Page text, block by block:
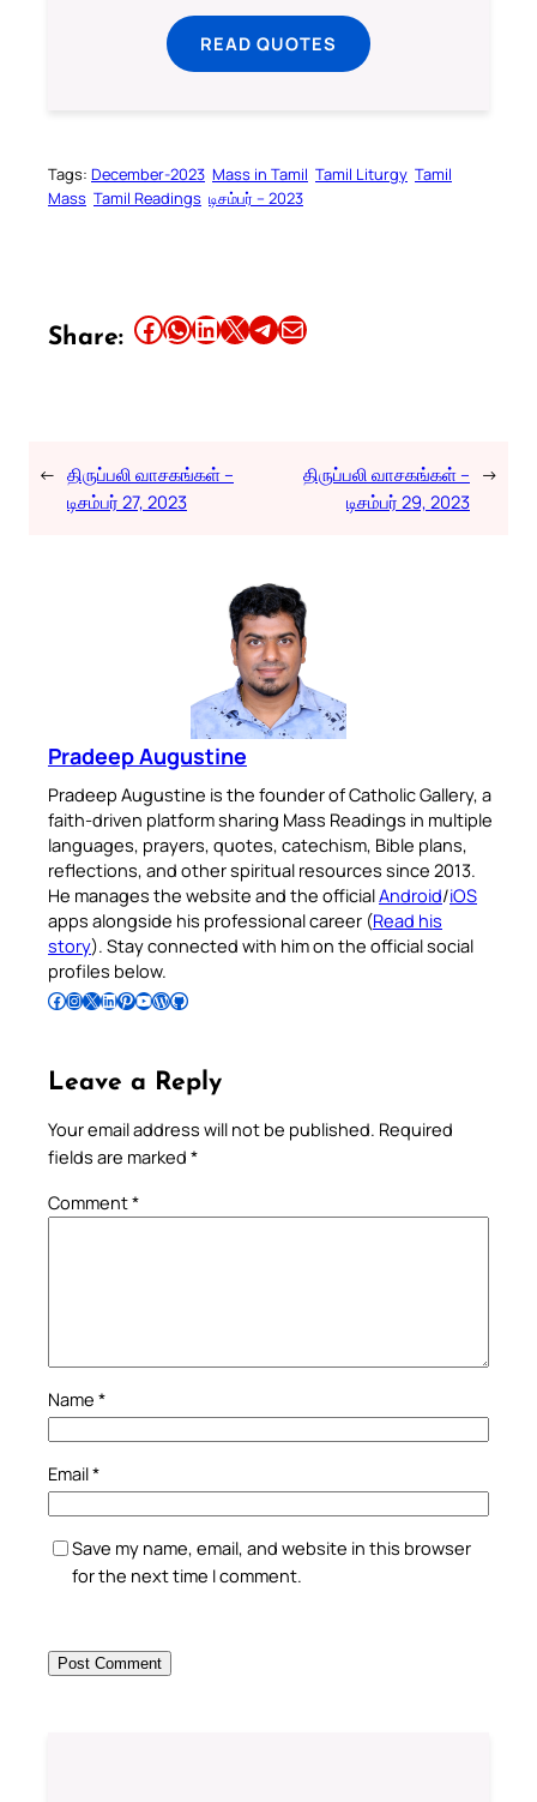
READ QUOTES
Tags: December-2023 Mass in Tamil Tamil Liturgy Tamil
Mass Tamil Readings டிசம்பர் – 2023
Share: Share this article on Facebook Share this article on WhatsApp Share this article on LinkedIn Share this article on X Share this article on TelegramEmail this Article
← திருப்பலி வாசகங்கள் –
டிசம்பர் 27, 2023
திருப்பலி வாசகங்கள் –
டிசம்பர் 29, 2023
→
Pradeep Augustine
Pradeep Augustine is the founder of Catholic Gallery, a
faith-driven platform sharing Mass Readings in multiple
languages, prayers, quotes, catechism, Bible plans,
reflections, and other spiritual resources since 2013.
He manages the website and the officialAndroid/iOS
apps alongside his professional career (Read his
story). Stay connected with him on the official social
profiles below.
Follow Pradeep on Facebook Follow Pradeep on InstagramFollow Pradeep on X Follow Pradeep on LinkedIn Follow Pradeep on Pinterest Subscribe to Pradeep’s Youtube Channel Follow Pradeep on WordPress Follow Pradeep on GitHub
Leave a Reply
Your email address will not be published. Required
fields are marked *
Comment*
Name *
Email*
Save my name, email, and website in this browser
for the next time I comment.